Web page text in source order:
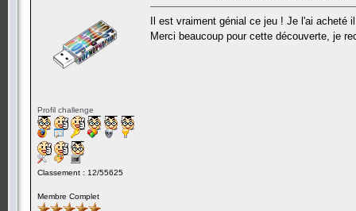
Profil challenge
Classement : 12/55625
Membre Complet
Il est vraiment génial ce jeu ! Je l'ai
Merci beaucoup pour cette découverte, je